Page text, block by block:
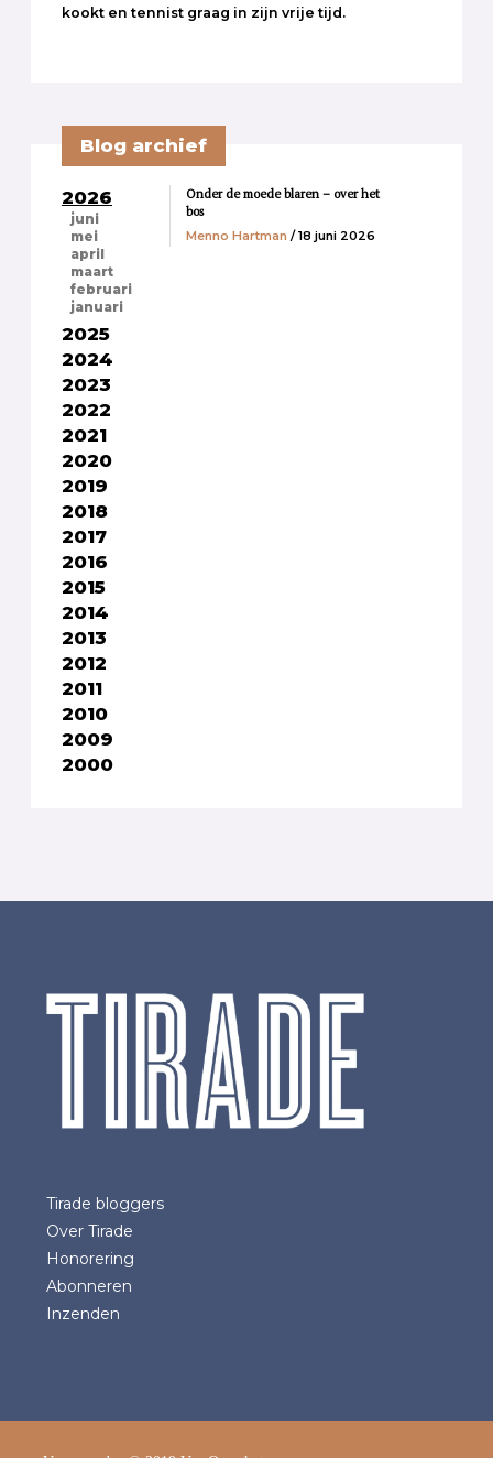
kookt en tennist graag in zijn vrije tijd.
Blog archief
2026
juni
mei
april
maart
februari
januari
2025
2024
2023
2022
2021
2020
2019
2018
2017
2016
2015
2014
2013
2012
2011
2010
2009
2000
Onder de moede blaren – over het
bos
Menno Hartman / 18 juni 2026
Tirade bloggers
Over Tirade
Honorering
Abonneren
Inzenden